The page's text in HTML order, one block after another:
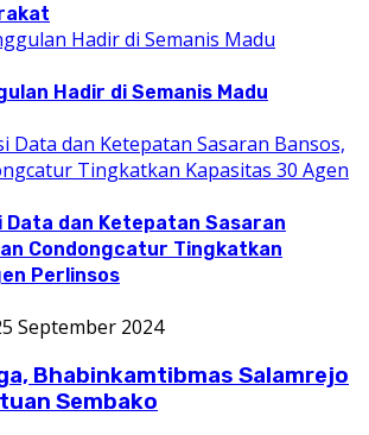
Hadir di Semanis Madu
dan Ketepatan Sasaran
Condongcatur Tingkatkan
Perlinsos
September 2024
Bhabinkamtibmas Salamrejo
Sembako